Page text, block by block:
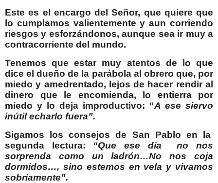
Este es el encargo del Señor, que quiere que
lo cumplamos valientemente y aun corriendo
riesgos y esforzándonos, aunque sea ir muy a
contracorriente del mundo.
Tenemos que estar muy atentos de lo que
dice el dueño de la parábola al obrero que, por
miedo y amedrentado, lejos de hacer rendir al
dinero que le encomienda, lo entierra por
miedo y lo deja improductivo: “A ese siervo
inútil echarlo fuera”.
Sigamos los consejos de San Pablo en la
segunda lectura: “Que ese día
no nos
sorprenda como un ladrón…No nos coja
dormidos…, sino estemos en vela y vivamos
sobriamente”.